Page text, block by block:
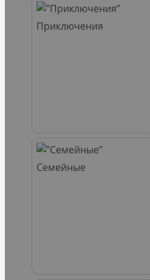
Приключения
Семейные